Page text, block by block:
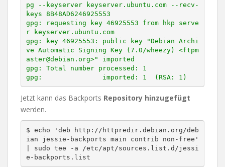
pg --keyserver keyserver.ubuntu.com --recv-
keys 8B48AD6246925553
gpg: requesting key 46925553 from hkp serve
r keyserver.ubuntu.com
gpg: key 46925553: public key "Debian Archi
ve Automatic Signing Key (7.0/wheezy) <ftpm
aster@debian.org>" imported
gpg: Total number processed: 1
gpg:               imported: 1  (RSA: 1)
Jetzt kann das Backports Repository hinzugefügt
werden.
$ echo 'deb http://httpredir.debian.org/deb
ian jessie-backports main contrib non-free'
| sudo tee -a /etc/apt/sources.list.d/jessi
e-backports.list